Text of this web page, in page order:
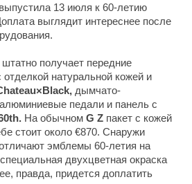
13 июля к 60-летию
выглядит интереснее после
штатно получает передние
натуральной кожей и
дымчато-
педали и панель с
На обычном G Z пакет с кожей
стоит около €870. Снаружи
эмблемы 60-летия на
двухцветная окраска
правда, придется доплатить